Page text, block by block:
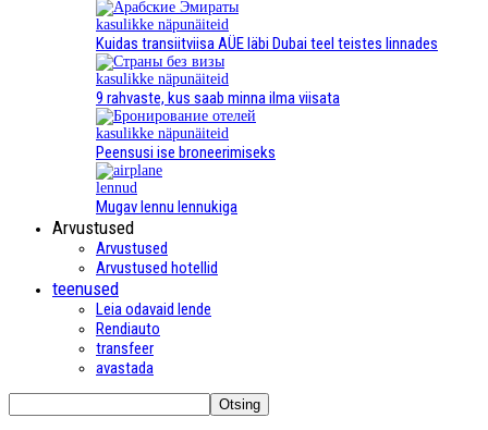
kasulikke näpunäiteid
Kuidas transiitviisa AÜE läbi Dubai teel teistes linnades
kasulikke näpunäiteid
9 rahvaste, kus saab minna ilma viisata
kasulikke näpunäiteid
Peensusi ise broneerimiseks
lennud
Mugav lennu lennukiga
Arvustused
Arvustused
Arvustused hotellid
teenused
Leia odavaid lende
Rendiauto
transfeer
avastada